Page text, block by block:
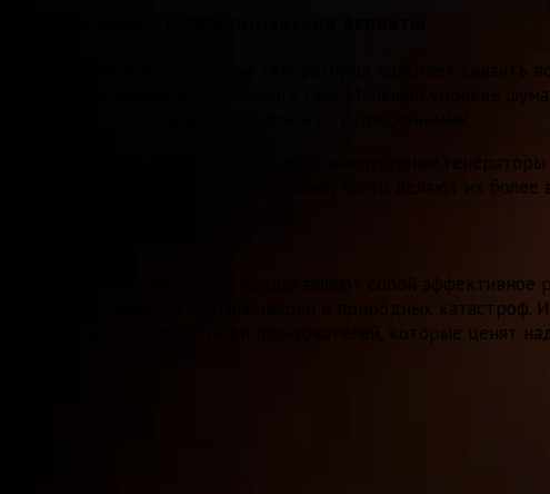
Использование инверторных генераторов помогает
количеству выбросов углекислого газа. Меньший уровень
С экономической точки зрения, хотя инверторные
более низких затрат на обслуживание) часто делают их
Инверторные генераторы представляют собой
электроснабжения в случаях аварий и природных
популярным выбором среди пользователей, которые ценят